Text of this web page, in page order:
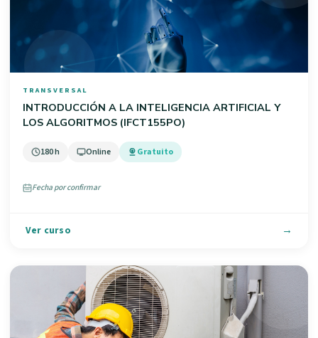
TRANSVERSAL
INTRODUCCIÓN A LA INTELIGENCIA ARTIFICIAL Y
LOS ALGORITMOS (IFCT155PO)
180 h Online Gratuito
Fecha por confirmar
Ver curso